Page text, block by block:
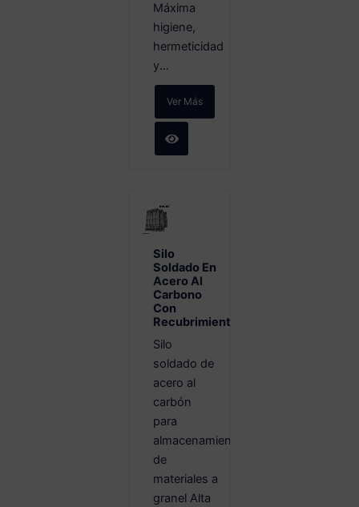
Máxima
higiene,
hermeticidad
y...
Ver Más
Silo
Soldado En
Acero Al
Carbono
Con
Recubrimiento
Silo
soldado de
acero al
carbón
para
almacenamiento
de
materiales a
granel Alta